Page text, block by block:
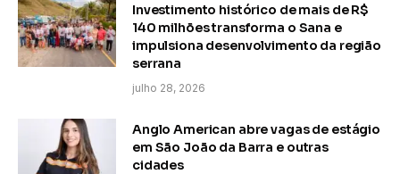
Investimento histórico de mais de R$
140 milhões transforma o Sana e
impulsiona desenvolvimento da região
serrana
julho 28, 2026
Anglo American abre vagas de estágio
em São João da Barra e outras
cidades